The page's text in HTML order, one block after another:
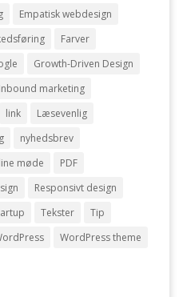
Empatisk webdesign
Farver
Growth-Driven Design
Inbound marketing
link
Læsevenlig
nyhedsbrev
møde
PDF
Responsivt design
Tekster
Tip
WordPress theme